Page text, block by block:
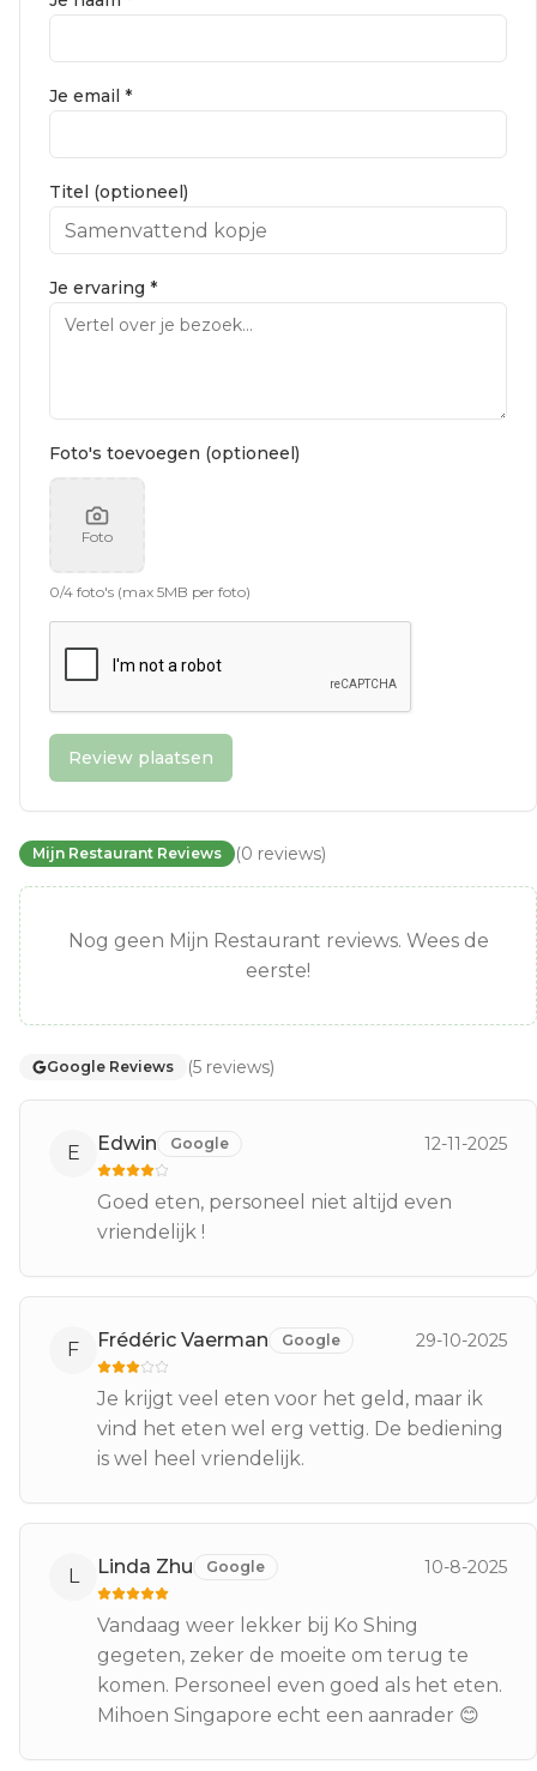
Je email *
Titel (optioneel)
Je ervaring *
Foto's toevoegen (optioneel)
Foto
0/4 foto's (max 5MB per foto)
Review plaatsen
Mijn Restaurant Reviews (0 reviews)
Nog geen Mijn Restaurant reviews. Wees de
eerste!
Google Reviews (5 reviews)
E Edwin Google 12-11-2025
Goed eten, personeel niet altijd even
vriendelijk !
F Frédéric Vaerman Google 29-10-2025
Je krijgt veel eten voor het geld, maar ik
vind het eten wel erg vettig. De bediening
is wel heel vriendelijk.
L Linda Zhu Google 10-8-2025
Vandaag weer lekker bij Ko Shing
gegeten, zeker de moeite om terug te
komen. Personeel even goed als het eten.
Mihoen Singapore echt een aanrader 😊